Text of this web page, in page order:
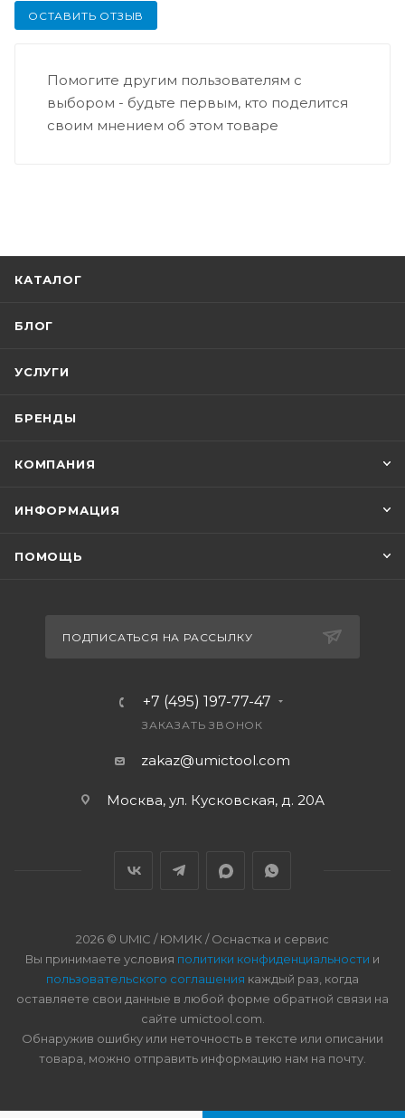
ОСТАВИТЬ ОТЗЫВ
Помогите другим пользователям с
выбором - будьте первым, кто поделится
своим мнением об этом товаре
КАТАЛОГ
БЛОГ
УСЛУГИ
БРЕНДЫ
КОМПАНИЯ
ИНФОРМАЦИЯ
ПОМОЩЬ
ПОДПИСАТЬСЯ НА РАССЫЛКУ
+7 (495) 197-77-47
ЗАКАЗАТЬ ЗВОНОК
zakaz@umictool.com
Москва, ул. Кусковская, д. 20А
2026 © UMIC / ЮМИК / Оснастка и сервис
Вы принимаете условия политики конфиденциальности и
пользовательского соглашения каждый раз, когда
оставляете свои данные в любой форме обратной связи на
сайте umictool.com.
Обнаружив ошибку или неточность в тексте или описании
товара, можно отправить информацию нам на почту.